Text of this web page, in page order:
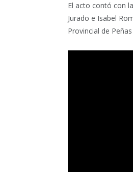
El acto contó con
Jurado e Isabel
Provincial de